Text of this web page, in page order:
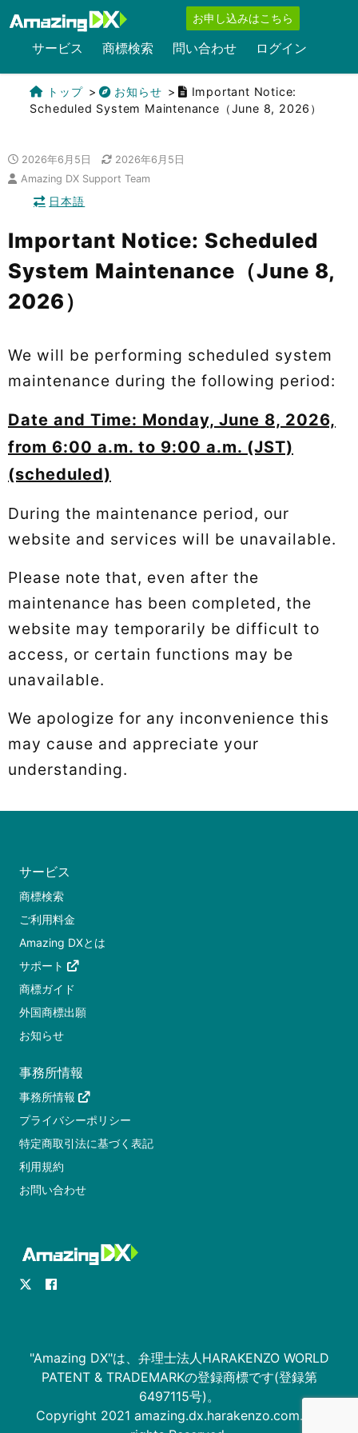
お申し込みはこちら
サービス 商標検索 問い合わせ ログイン
トップ お知らせ
Important Notice:
Scheduled System Maintenance（June 8, 2026）
2026年6月5日
2026年6月5日
Amazing DX Support Team
日本語
Important Notice: Scheduled
System Maintenance（June 8,
2026）
We will be performing scheduled system
maintenance during the following period:
Date and Time: Monday, June 8, 2026,
from 6:00 a.m. to 9:00 a.m. (JST)
(scheduled)
During the maintenance period, our
website and services will be unavailable.
Please note that, even after the
maintenance has been completed, the
website may temporarily be difficult to
access, or certain functions may be
unavailable.
We apologize for any inconvenience this
may cause and appreciate your
understanding.
サービス
商標検索
ご利用料金
Amazing DXとは
サポート
商標ガイド
外国商標出願
お知らせ
事務所情報
事務所情報
プライバシーポリシー
特定商取引法に基づく表記
利用規約
お問い合わせ
"Amazing DX"は、弁理士法人HARAKENZO WORLD
PATENT & TRADEMARKの登録商標です(登録第
6497115号)。
Copyright 2021 amazing.dx.harakenzo.com. All